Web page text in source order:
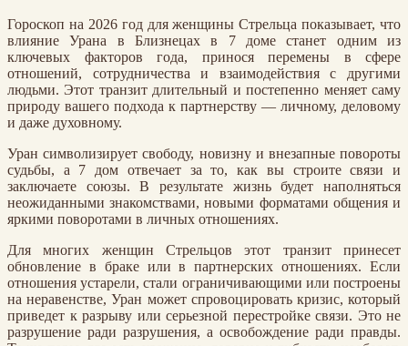
Гороскоп на 2026 год для женщины Стрельца показывает, что
влияние Урана в Близнецах в 7 доме станет одним из
ключевых факторов года, принося перемены в сфере
отношений, сотрудничества и взаимодействия с другими
людьми. Этот транзит длительный и постепенно меняет саму
природу вашего подхода к партнерству — личному, деловому
и даже духовному.
Уран символизирует свободу, новизну и внезапные повороты
судьбы, а 7 дом отвечает за то, как вы строите связи и
заключаете союзы. В результате жизнь будет наполняться
неожиданными знакомствами, новыми форматами общения и
яркими поворотами в личных отношениях.
Для многих женщин Стрельцов этот транзит принесет
обновление в браке или в партнерских отношениях. Если
отношения устарели, стали ограничивающими или построены
на неравенстве, Уран может спровоцировать кризис, который
приведет к разрыву или серьезной перестройке связи. Это не
разрушение ради разрушения, а освобождение ради правды.